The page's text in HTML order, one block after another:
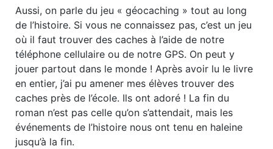
Aussi, on parle du jeu « géocaching » tout au long
de l’histoire. Si vous ne connaissez pas, c’est un jeu
où il faut trouver des caches à l’aide de notre
téléphone cellulaire ou de notre GPS. On peut y
jouer partout dans le monde ! Après avoir lu le livre
en entier, j’ai pu amener mes élèves trouver des
caches près de l’école. Ils ont adoré ! La fin du
roman n’est pas celle qu’on s’attendait, mais les
événements de l’histoire nous ont tenu en haleine
jusqu’à la fin.